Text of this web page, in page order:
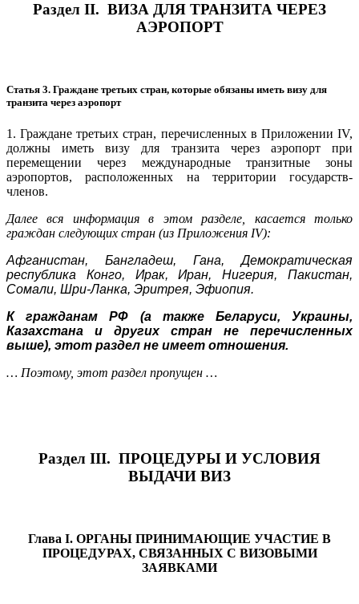
Раздел II. ВИЗА ДЛЯ ТРАНЗИТА ЧЕРЕЗ
АЭРОПОРТ
Статья 3. Граждане третьих стран, которые обязаны иметь визу для
транзита через аэропорт
1. Граждане третьих стран, перечисленных в Приложении IV,
должны иметь визу для транзита через аэропорт при
перемещении через международные транзитные зоны
аэропортов, расположенных на территории государств-
членов.
Далее вся информация в этом разделе, касается только
граждан следующих стран (из Приложения IV):
Афганистан, Бангладеш, Гана, Демократическая
республика Конго, Ирак, Иран, Нигерия, Пакистан,
Сомали, Шри-Ланка, Эритрея, Эфиопия.
К гражданам РФ (а также Беларуси, Украины,
Казахстана и других стран не перечисленных
выше), этот раздел не имеет отношения.
… Поэтому, этот раздел пропущен …
Раздел III. ПРОЦЕДУРЫ И УСЛОВИЯ
ВЫДАЧИ ВИЗ
Глава I. ОРГАНЫ ПРИНИМАЮЩИЕ УЧАСТИЕ В
ПРОЦЕДУРАХ, СВЯЗАННЫХ С ВИЗОВЫМИ
ЗАЯВКАМИ